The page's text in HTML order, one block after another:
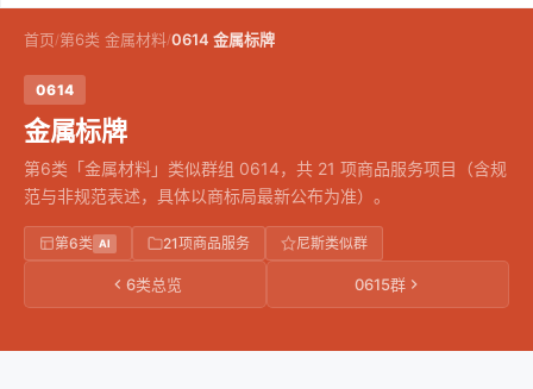
首页/第6类 金属材料/0614 金属标牌
0614
金属标牌
第6类「金属材料」类似群组 0614，共 21 项商品服务项目（含规
范与非规范表述，具体以商标局最新公布为准）。
第6类 AI 21项商品服务 尼斯类似群
6类总览 0615群